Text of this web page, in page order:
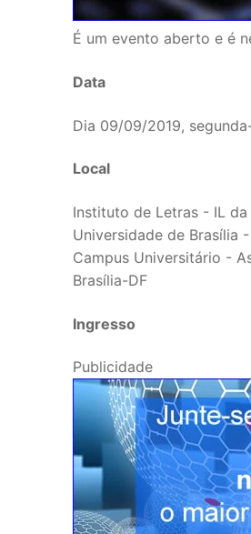
É um evento aberto e é
Data
Dia 09/09/2019,
Local
Instituto de Letras - IL
Universidade de Brasília
Campus Universitário -
Brasília-DF
Ingresso
Publicidade